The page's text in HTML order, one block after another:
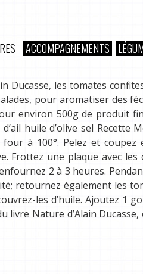
ACCOMPAGNEMENTS
les tomates
pour aromatiser des
environ 500g de produit
huile d’olive sel Recette
à 100°. Pelez et coupez
Frottez une plaque avec
2 à 3 heures.
retournez également les
les d’huile. Ajoutez 1
livre Nature d’Alain